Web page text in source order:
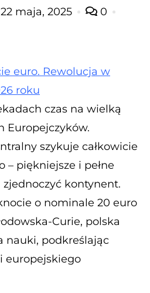
maja, 2025 0
czas na wielką
Europejczyków.
szykuje całkowicie
– piękniejsze i pełne
kontynent.
o nominale 20 euro
Curie, polska
nauki, podkreślając
europejskiego